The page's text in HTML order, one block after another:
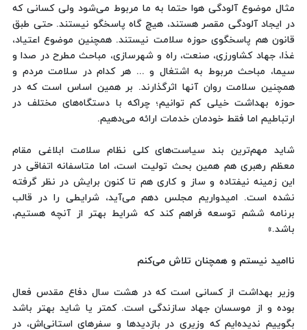
مثال موضوع آلودگی هوا حتما به ما مربوط می‌شود ولی کسانی که
در ایجاد آلودگی مقصر هستند، هیچ گاه پاسخگو نیستند. حتی طبق
قانون هم پاسخگوی حوزه سلامت نیستند. همچنین موضوع اعتیاد،
غذا، جهاد کشاورزی، صنعت، راه‌ و شهرسازی، مباحث مطرح در صدا و
سیما، مباحث مربوط به اشتغال و ... هر کدام در سلامت مردم و
همچنین سلامت روان آنها اثرگذارند. بر همین اساس است که در
حوزه بهداشت خیلی کم توانیم؛ چراکه با دستگاه‌های مختلف در
ارتباطیم اما فقط خودمان خدمات ارائه می‌دهیم.
شاید مهم‌ترین بند سیاست‌های کلی نظام سلامت ابلاغی مقام
معظم رهبری هم همین بحث تولیت است، اما متاسفانه اتفاقی در
این زمینه نیفتاده و ساز و کاری هم تا کنون برایش در نظر گرفته
نشده است. ‌امیدواریم مجلس دهم می‌آید، شرایطی را در قالب
برنامه ششم توسعه فراهم کند که شرایط بهتر از آنچه هستیم،
باشد.»
ناامید نیستم و همچنان تلاش می‌کنم
وزیر بهداشت از کسانی است که در هشت سال دفاع مقدس فعال
بوده و از موسسان جهاد سازندگی است. کمتر یا شاید بهتر باشد
بگوییم ندیده‌ایم که وزیری در بازدیدها و سفرهای استانی‌اش، در